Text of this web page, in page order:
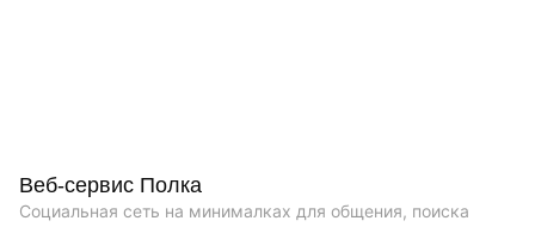
Веб-сервис Полка
Социальная сеть на минималках для общения, поиска